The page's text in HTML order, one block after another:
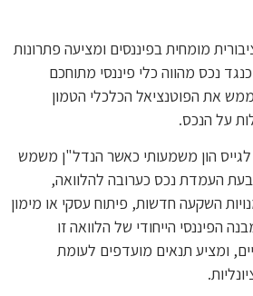
מומחית בפיננסים ומציעה פתרונות
נכס מהווה כלי פיננסי מתוחכם
את הפוטנציאל הכלכלי הטמון
על הנכס.
לגייס הון משמעותי כאשר הנדל"ן משמש
העמדת נכס כערובה להלוואה,
השקעה חדשות, פיתוח עסקי או מימון
הפיננסי הייחודי של הלוואה זו
ומציע תנאים מועדפים לעומת